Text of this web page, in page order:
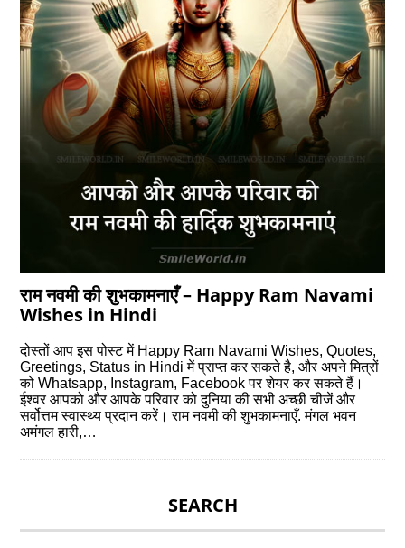
राम नवमी की शुभकामनाएँ – Happy Ram Navami
Wishes in Hindi
दोस्‍तों आप इस पोस्‍ट में Happy Ram Navami Wishes, Quotes,
Greetings, Status in Hindi में प्राप्‍त कर सकते है, और अपने मित्रों
को Whatsapp, Instagram, Facebook पर शेयर कर सकते हैं।
ईश्वर आपको और आपके परिवार को दुनिया की सभी अच्छी चीजें और
सर्वोत्तम स्वास्थ्य प्रदान करें। राम नवमी की शुभकामनाएँ. मंगल भवन
अमंगल हारी,…
SEARCH